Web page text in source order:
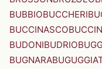
BUBBIOBUCCHERI
BUCCINASCO
BUDONIBUDRIO
BUGNARA